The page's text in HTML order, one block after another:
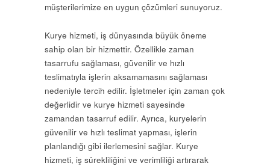
müşterilerimize en uygun çözümleri sunuyoruz.
Kurye hizmeti, iş dünyasında büyük öneme
sahip olan bir hizmettir. Özellikle zaman
tasarrufu sağlaması, güvenilir ve hızlı
teslimatıyla işlerin aksamamasını sağlaması
nedeniyle tercih edilir. İşletmeler için zaman çok
değerlidir ve kurye hizmeti sayesinde
zamandan tasarruf edilir. Ayrıca, kuryelerin
güvenilir ve hızlı teslimat yapması, işlerin
planlandığı gibi ilerlemesini sağlar. Kurye
hizmeti, iş sürekliliğini ve verimliliği artırarak